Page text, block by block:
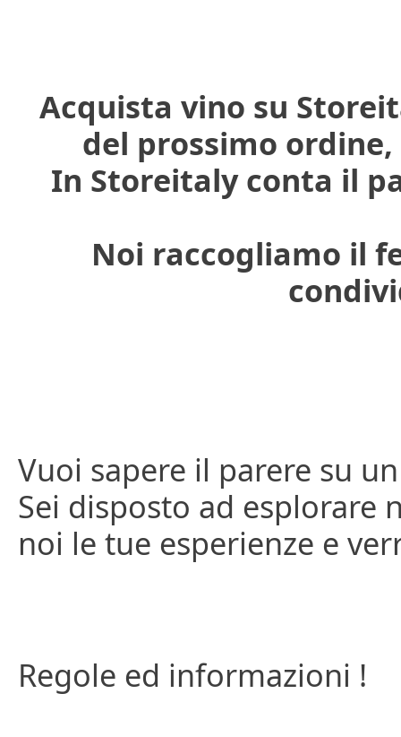
Acquista vino su
del prossimo
In Storeitaly conta il
Noi raccogliamo il
Vuoi sapere il parere su
Sei disposto ad esplorare
noi le tue esperienze e
Regole ed informazioni !